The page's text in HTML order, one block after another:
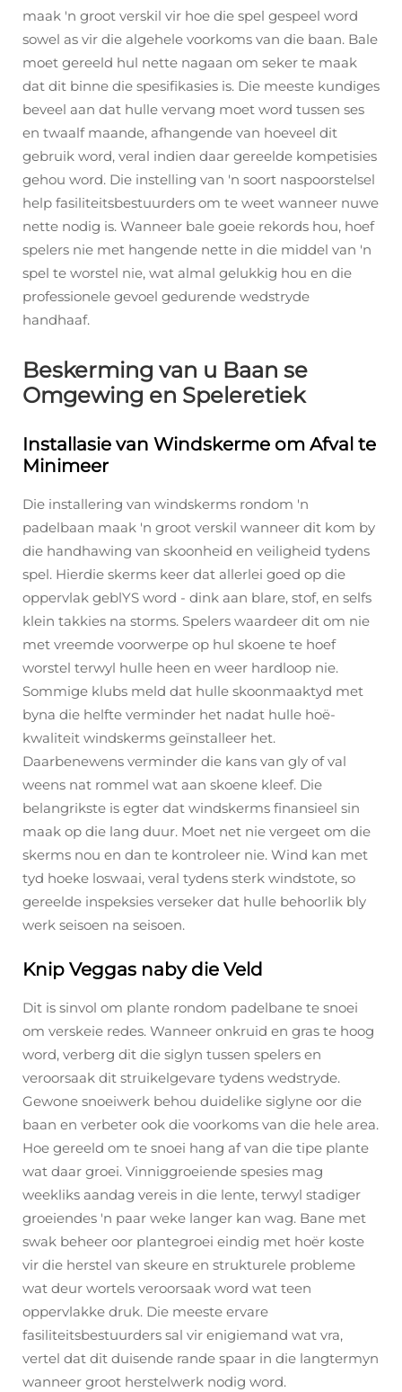
maak 'n groot verskil vir hoe die spel gespeel word
sowel as vir die algehele voorkoms van die baan. Bale
moet gereeld hul nette nagaan om seker te maak
dat dit binne die spesifikasies is. Die meeste kundiges
beveel aan dat hulle vervang moet word tussen ses
en twaalf maande, afhangende van hoeveel dit
gebruik word, veral indien daar gereelde kompetisies
gehou word. Die instelling van 'n soort naspoorstelsel
help fasiliteitsbestuurders om te weet wanneer nuwe
nette nodig is. Wanneer bale goeie rekords hou, hoef
spelers nie met hangende nette in die middel van 'n
spel te worstel nie, wat almal gelukkig hou en die
professionele gevoel gedurende wedstryde
handhaaf.
Beskerming van u Baan se
Omgewing en Speleretiek
Installasie van Windskerme om Afval te
Minimeer
Die installering van windskerms rondom 'n
padelbaan maak 'n groot verskil wanneer dit kom by
die handhawing van skoonheid en veiligheid tydens
spel. Hierdie skerms keer dat allerlei goed op die
oppervlak geblYS word - dink aan blare, stof, en selfs
klein takkies na storms. Spelers waardeer dit om nie
met vreemde voorwerpe op hul skoene te hoef
worstel terwyl hulle heen en weer hardloop nie.
Sommige klubs meld dat hulle skoonmaaktyd met
byna die helfte verminder het nadat hulle hoë-
kwaliteit windskerms geïnstalleer het.
Daarbenewens verminder die kans van gly of val
weens nat rommel wat aan skoene kleef. Die
belangrikste is egter dat windskerms finansieel sin
maak op die lang duur. Moet net nie vergeet om die
skerms nou en dan te kontroleer nie. Wind kan met
tyd hoeke loswaai, veral tydens sterk windstote, so
gereelde inspeksies verseker dat hulle behoorlik bly
werk seisoen na seisoen.
Knip Veggas naby die Veld
Dit is sinvol om plante rondom padelbane te snoei
om verskeie redes. Wanneer onkruid en gras te hoog
word, verberg dit die siglyn tussen spelers en
veroorsaak dit struikelgevare tydens wedstryde.
Gewone snoeiwerk behou duidelike siglyne oor die
baan en verbeter ook die voorkoms van die hele area.
Hoe gereeld om te snoei hang af van die tipe plante
wat daar groei. Vinniggroeiende spesies mag
weekliks aandag vereis in die lente, terwyl stadiger
groeiendes 'n paar weke langer kan wag. Bane met
swak beheer oor plantegroei eindig met hoër koste
vir die herstel van skeure en strukturele probleme
wat deur wortels veroorsaak word wat teen
oppervlakke druk. Die meeste ervare
fasiliteitsbestuurders sal vir enigiemand wat vra,
vertel dat dit duisende rande spaar in die langtermyn
wanneer groot herstelwerk nodig word.